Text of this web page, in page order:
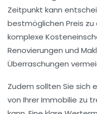
Zeitpunkt kann
bestmöglichen Preis zu
komplexe
Renovierungen und
Überraschungen
Zudem sollten Sie sich
von Ihrer Immobilie zu